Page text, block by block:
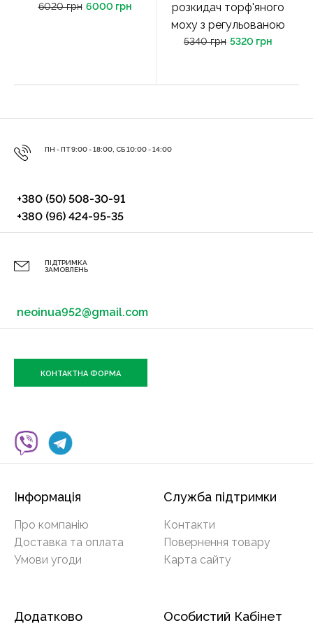
6020 грн 6000 грн
розкидач торф'яного
моху з регульованою
5340 грн 5320 грн
ПН - ПТ 9:00 - 18:00, СБ 10:00 - 14:00
+380 (50) 508-30-91
+380 (96) 424-95-35
ПІДТРИМКА
ЗАМОВЛЕНЬ
neoinua952@gmail.com
КОНТАКТНА ФОРМА
Інформація
Про компанію
Доставка та оплата
Умови угоди
Служба підтримки
Контакти
Повернення товару
Карта сайту
Додатково Особистий Кабінет